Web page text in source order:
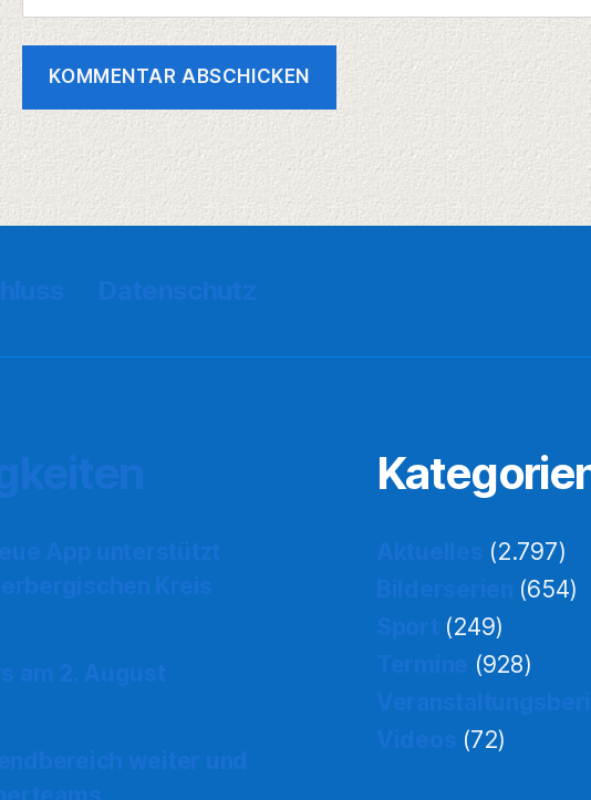
(2.797)
(654)
(249)
(928)
(72)